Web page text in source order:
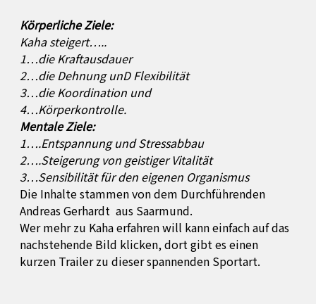
Körperliche Ziele:
Kaha steigert…..
1…die Kraftausdauer
2…die Dehnung unD Flexibilität
3…die Koordination und
4…Körperkontrolle.
Mentale Ziele:
1….Entspannung und Stressabbau
2….Steigerung von geistiger Vitalität
3…Sensibilität für den eigenen Organismus
Die Inhalte stammen von dem Durchführenden
Andreas Gerhardt aus Saarmund.
Wer mehr zu Kaha erfahren will kann einfach auf das
nachstehende Bild klicken, dort gibt es einen
kurzen Trailer zu dieser spannenden Sportart.